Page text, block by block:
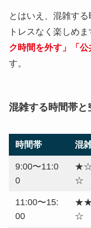
とはいえ、混雑す
トレスなく楽しめま
ク時間を外す」「
す。
混雑する時間帯
時間帯 混
9:00〜11:0
0
☆
11:00〜15:
00
☆